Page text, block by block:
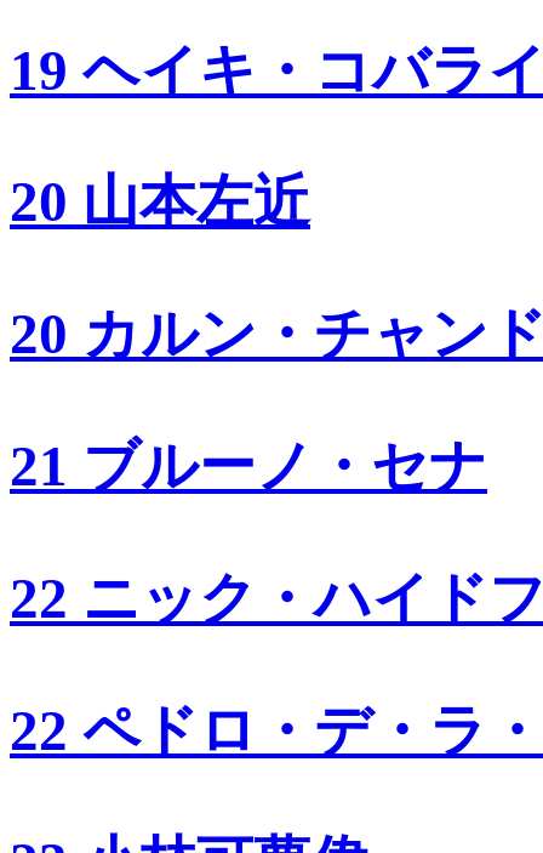
19 ヘイキ・コバラ
20 山本左近
20 カルン・チャン
21 ブルーノ・セナ
22 ニック・ハイド
22 ペドロ・デ・ラ